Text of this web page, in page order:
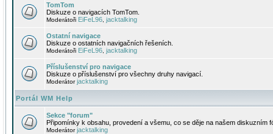
TomTom
Diskuze o navigacích TomTom.
Moderátoři EiFeL96 jacktalking
Ostatní navigace
Diskuze o ostatních navigačních řešeních.
Moderátoři EiFeL96 jacktalking
Příslušenství pro navigace
Diskuze o příslušenství pro všechny druhy navigací.
Moderátorjacktalking
Portál WM Help
Sekce "forum"
Připomínky k obsahu, provedení a všemu, co se děje na našem diskuzním
Moderátorjacktalking